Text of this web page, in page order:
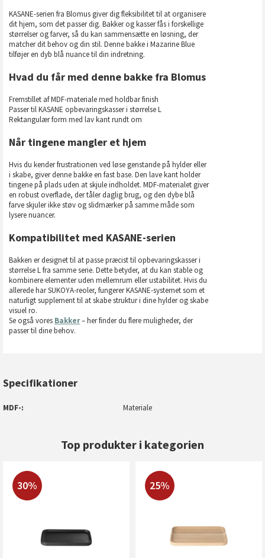
KASANE-serien fra Blomus giver dig fleksibilitet til at organisere
dit hjem, som det passer dig. Bakker og kasser fås i forskellige
størrelser og farver, så du kan sammensætte en løsning, der
matcher dit behov og din stil. Denne bakke i Mazarine Blue
tilføjer en dyb blå nuance til din indretning.
Hvad du får med denne bakke fra Blomus
Fremstillet af MDF-materiale med holdbar finish
Passer til KASANE opbevaringskasser i størrelse L
Rektangulær form med lav kant rundt om
Når tingene mangler et hjem
Hvis du kender frustrationen ved løse genstande på hylder eller
i skabe, giver denne bakke en fast base. Den lave kant holder
tingene på plads uden at skjule indholdet. MDF-materialet giver
en robust overflade, der tåler daglig brug, og den dybe blå
farve skjuler ikke støv og slidmærker på samme måde som
lysere nuancer.
Kompatibilitet med KASANE-serien
Bakken er designet til at passe præcist til opbevaringskasser i
størrelse L fra samme serie. Dette betyder, at du kan stable og
kombinere elementer uden mellemrum eller ustabilitet. Hvis du
allerede har SUKOYA-reoler, fungerer KASANE-systemet som et
naturligt supplement til at skabe struktur i dine hylder og skabe
visuel ro.
Se også vores Bakker– her finder du flere muligheder, der
passer til dine behov.
Specifikationer
MDF- Materiale
Top produkter i kategorien
30% 25%